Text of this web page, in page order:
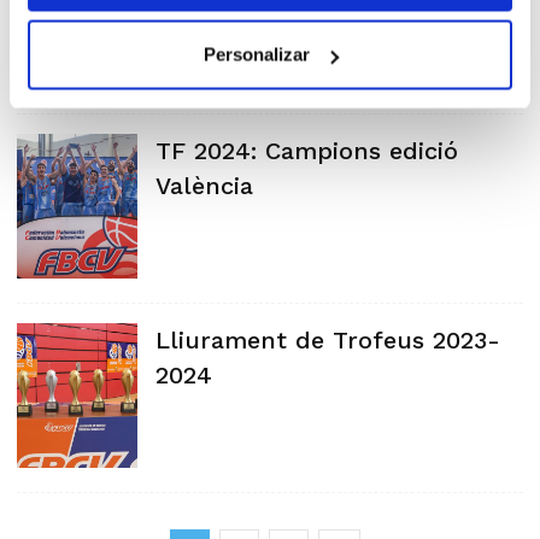
Personalizar
TF 2024: Campions edició
València
Lliurament de Trofeus 2023-
2024